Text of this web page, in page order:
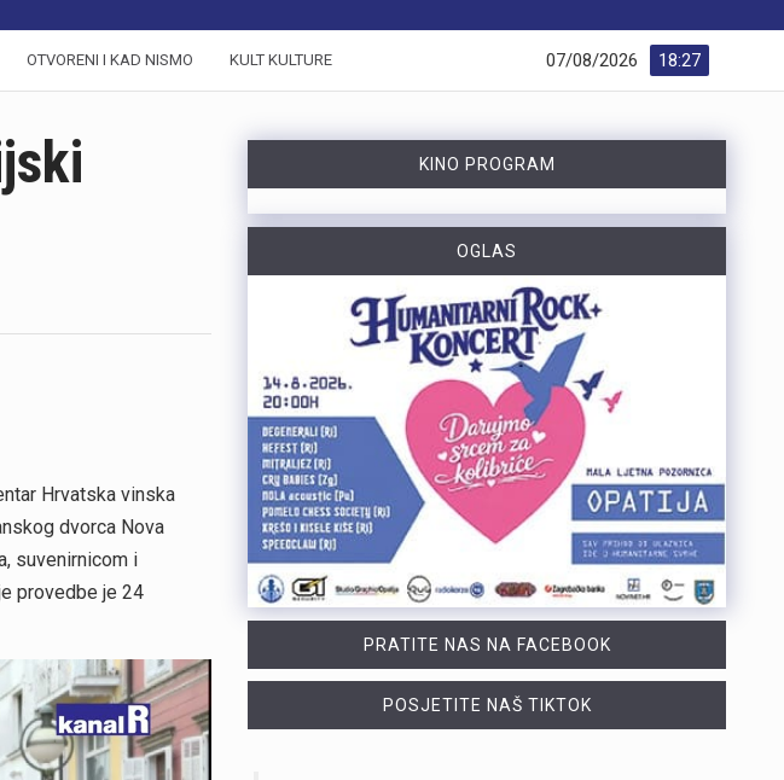
OTVORENI I KAD NISMO KULT KULTURE 18:27
07/08/2026
Hrvatska vinska
dvorca Nova
suvenirnicom i
provedbe je 24
KINO PROGRAM
OGLAS
PRATITE NAS NA FACEBOOK
POSJETITE NAŠ TIKTOK